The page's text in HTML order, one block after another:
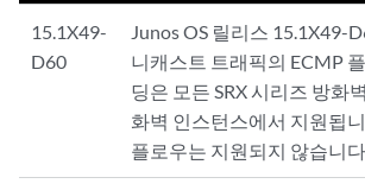
15.1X49-
D60
Junos OS 릴리스 15.1X49-
니캐스트 트래픽의 ECMP
딩은 모든 SRX 시리즈 방화
화벽 인스턴스에서 지원됩
플로우는 지원되지 않습니다.